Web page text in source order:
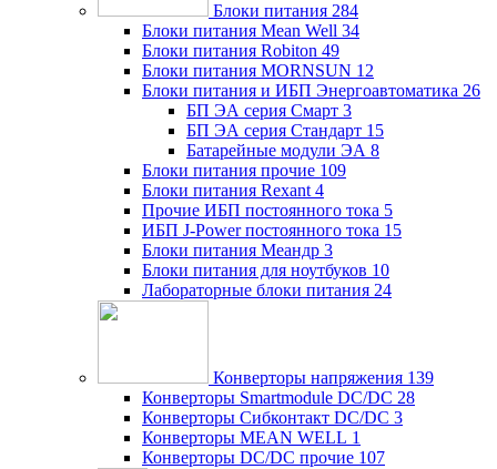
Блоки питания 284
Блоки питания Mean Well 34
Блоки питания Robiton 49
Блоки питания MORNSUN 12
Блоки питания и ИБП Энергоавтоматика 26
БП ЭА серия Смарт 3
БП ЭА серия Стандарт 15
Батарейные модули ЭА 8
Блоки питания прочие 109
Блоки питания Rexant 4
Прочие ИБП постоянного тока 5
ИБП J-Power постоянного тока 15
Блоки питания Меандр 3
Блоки питания для ноутбуков 10
Лабораторные блоки питания 24
Конверторы напряжения 139
Конверторы Smartmodule DC/DC 28
Конверторы Сибконтакт DC/DC 3
Конверторы MEAN WELL 1
Конверторы DC/DC прочие 107